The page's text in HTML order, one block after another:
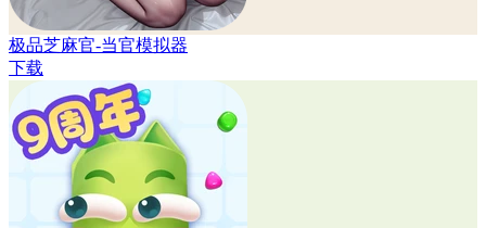
极品芝麻官-当官模拟器
下载